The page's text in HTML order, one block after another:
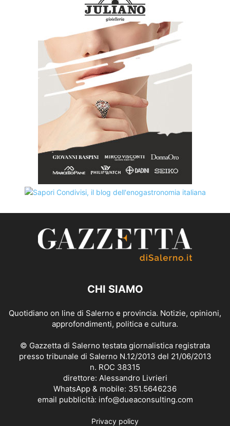
CHI SIAMO
Quotidiano on line di Salerno e provincia. Notizie, opinioni,
approfondimenti, politica e cultura.
© Gazzetta di Salerno testata giornalistica registrata
presso tribunale di Salerno N.12/2013 del 21/06/2013
n. ROC 38315
direttore: Alessandro Livrieri
WhatsApp & mobile: 351.5646236
email pubblicità: info@dueaconsulting.com
Privacy policy